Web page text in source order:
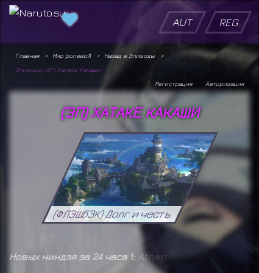
AUT REG
Главная Мир ролевой
Назад в Эпизоды
Эпизоды: (ЭП) Хатаке Какаши
Авторизация
Регистрация
(ЭП) ХАТАКЕ КАКАШИ
(ФЛЭШБЭК) Долг и честь
Новых ниндзя за 24 часа 1: Athart